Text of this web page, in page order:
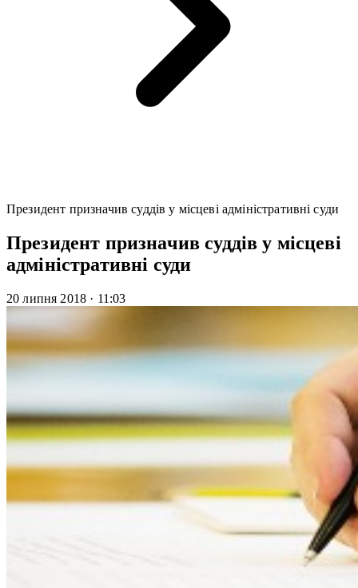
Президент призначив суддів у місцеві адміністративні суди
Президент призначив суддів у місцеві
адміністративні суди
20 липня 2018 · 11:03